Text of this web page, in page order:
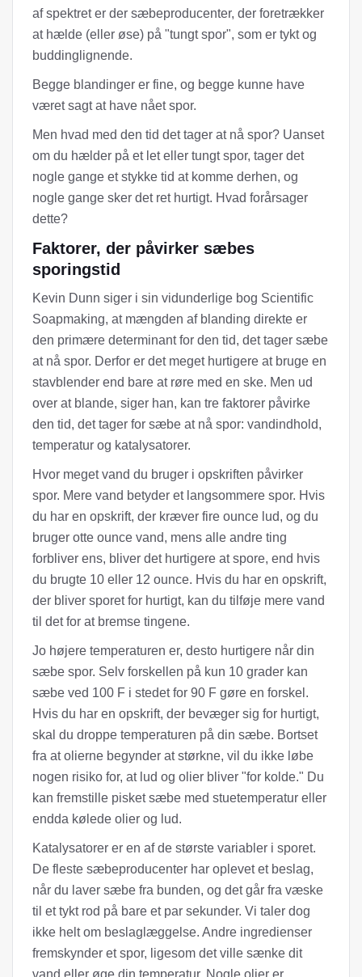
af spektret er der sæbeproducenter, der foretrækker
at hælde (eller øse) på "tungt spor", som er tykt og
buddinglignende.
Begge blandinger er fine, og begge kunne have
været sagt at have nået spor.
Men hvad med den tid det tager at nå spor? Uanset
om du hælder på et let eller tungt spor, tager det
nogle gange et stykke tid at komme derhen, og
nogle gange sker det ret hurtigt. Hvad forårsager
dette?
Faktorer, der påvirker sæbes
sporingstid
Kevin Dunn siger i sin vidunderlige bog Scientific
Soapmaking, at mængden af ​​blanding direkte er
den primære determinant for den tid, det tager sæbe
at nå spor. Derfor er det meget hurtigere at bruge en
stavblender end bare at røre med en ske. Men ud
over at blande, siger han, kan tre faktorer påvirke
den tid, det tager for sæbe at nå spor: vandindhold,
temperatur og katalysatorer.
Hvor meget vand du bruger i opskriften påvirker
spor. Mere vand betyder et langsommere spor. Hvis
du har en opskrift, der kræver fire ounce lud, og du
bruger otte ounce vand, mens alle andre ting
forbliver ens, bliver det hurtigere at spore, end hvis
du brugte 10 eller 12 ounce. Hvis du har en opskrift,
der bliver sporet for hurtigt, kan du tilføje mere vand
til det for at bremse tingene.
Jo højere temperaturen er, desto hurtigere når din
sæbe spor. Selv forskellen på kun 10 grader kan
sæbe ved 100 F i stedet for 90 F gøre en forskel.
Hvis du har en opskrift, der bevæger sig for hurtigt,
skal du droppe temperaturen på din sæbe. Bortset
fra at olierne begynder at størkne, vil du ikke løbe
nogen risiko for, at lud og olier bliver "for kolde." Du
kan fremstille pisket sæbe med stuetemperatur eller
endda kølede olier og lud.
Katalysatorer er en af ​​de største variabler i sporet.
De fleste sæbeproducenter har oplevet et beslag,
når du laver sæbe fra bunden, og det går fra væske
til et tykt rod på bare et par sekunder. Vi taler dog
ikke helt om beslaglæggelse. Andre ingredienser
fremskynder et spor, ligesom det ville sænke dit
vand eller øge din temperatur. Nogle olier er